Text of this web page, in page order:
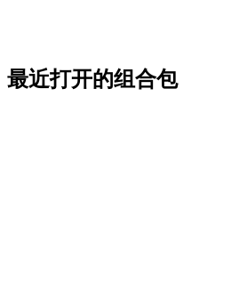
最近打开的组合包